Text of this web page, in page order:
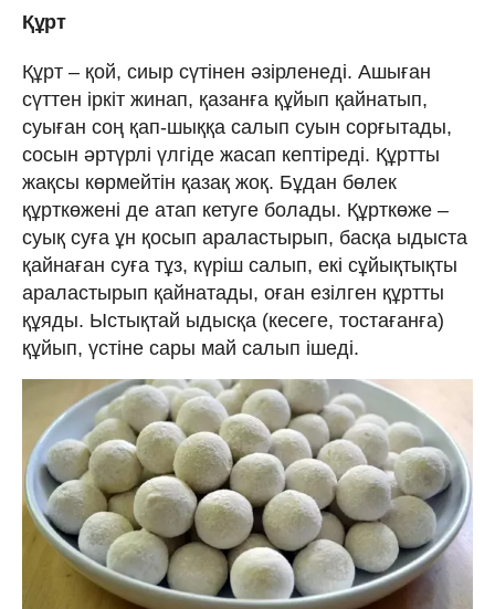
Құрт
Құрт – қой, сиыр сүтінен әзірленеді. Ашыған
сүттен іркіт жинап, қазанға құйып қайнатып,
суыған соң қап-шыққа салып суын сорғытады,
сосын әртүрлі үлгіде жасап кептіреді. Құртты
жақсы көрмейтін қазақ жоқ. Бұдан бөлек
құрткөжені де атап кетуге болады. Құрткөже –
суық суға ұн қосып араластырып, басқа ыдыста
қайнаған суға тұз, күріш салып, екі сұйықтықты
араластырып қайнатады, оған езілген құртты
құяды. Ыстықтай ыдысқа (кесеге, тостағанға)
құйып, үстіне сары май салып ішеді.